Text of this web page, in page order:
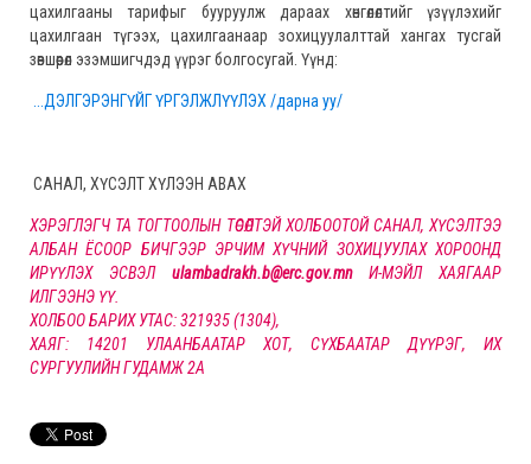
цахилгааны тарифыг бууруулж дараах хөнгөлөлтийг үзүүлэхийг
цахилгаан түгээх, цахилгаанаар зохицуулалттай хангах тусгай
зөвшөөрөл эзэмшигчдэд үүрэг болгосугай. Үүнд:
...ДЭЛГЭРЭНГҮЙГ ҮРГЭЛЖЛҮҮЛЭХ /дарна уу/
САНАЛ, ХҮСЭЛТ ХҮЛЭЭН АВАХ
ХЭРЭГЛЭГЧ ТА ТОГТООЛЫН ТӨСӨЛТЭЙ ХОЛБООТОЙ САНАЛ, ХҮСЭЛТЭЭ
АЛБАН ЁСООР БИЧГЭЭР ЭРЧИМ ХҮЧНИЙ ЗОХИЦУУЛАХ ХОРООНД
ИРҮҮЛЭХ ЭСВЭЛ ulambadrakh.b@erc.gov.mnИ-МЭЙЛ ХАЯГААР
ИЛГЭЭНЭ ҮҮ.
ХОЛБОО БАРИХ УТАС: 321935 (1304),
ХАЯГ: 14201 УЛААНБААТАР ХОТ, СҮХБААТАР ДҮҮРЭГ, ИХ
СУРГУУЛИЙН ГУДАМЖ 2А